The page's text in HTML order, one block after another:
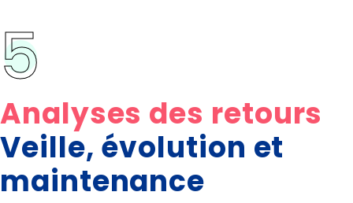
5
Analyses des retours
Veille, évolution et
maintenance